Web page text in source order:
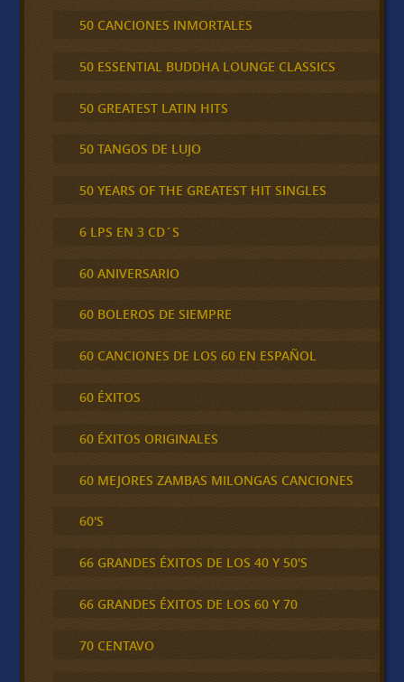
50 CANCIONES INMORTALES
50 ESSENTIAL BUDDHA LOUNGE CLASSICS
50 GREATEST LATIN HITS
50 TANGOS DE LUJO
50 YEARS OF THE GREATEST HIT SINGLES
6 LPS EN 3 CD´S
60 ANIVERSARIO
60 BOLEROS DE SIEMPRE
60 CANCIONES DE LOS 60 EN ESPAÑOL
60 ÉXITOS
60 ÉXITOS ORIGINALES
60 MEJORES ZAMBAS MILONGAS CANCIONES
60'S
66 GRANDES ÉXITOS DE LOS 40 Y 50'S
66 GRANDES ÉXITOS DE LOS 60 Y 70
70 CENTAVO